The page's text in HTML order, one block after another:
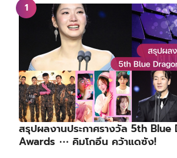
สรุปผลงานประกาศรางวัล 5th Blue
Awards ⋯ คิมโกอึน คว้าแดซัง!